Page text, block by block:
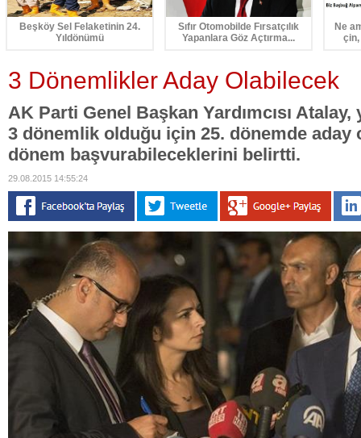
Beşköy Sel Felaketinin 24.
Yıldönümü
Sıfır Otomobilde Fırsatçılık
Yapanlara Göz Açtırma...
Ne
3 Dönemlikler Aday Olabilecek
AK Parti Genel Başkan Yardımcısı
3 dönemlik olduğu için 25. dönemde aday
dönem başvurabileceklerini belirtti.
29.08.2015 14:55:24